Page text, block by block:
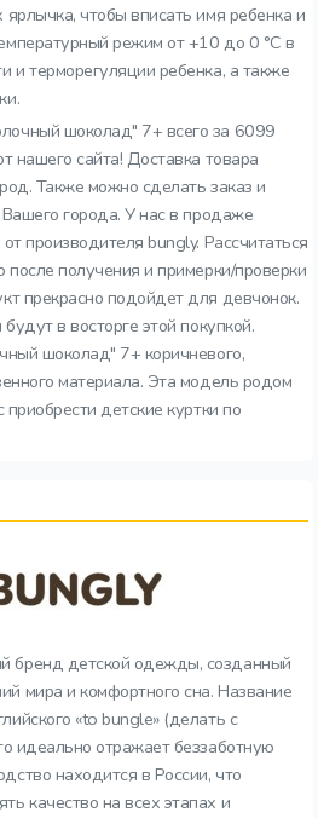
чтобы вписать имя ребенка и
режим от +10 до 0 °C в
и терморегуляции ребенка, а также
шоколад" 7+ всего за 6099
нашего сайта! Доставка товара
Также можно сделать заказ и
города. У нас в продаже
производителя bungly. Рассчитаться
после получения и примерки/проверки
прекрасно подойдет для девчонок.
в восторге этой покупкой.
шоколад" 7+ коричневого,
материала. Эта модель родом
детские куртки по
бренд детской одежды, созданный
мира и комфортного сна. Название
«to bungle» (делать с
идеально отражает беззаботную
находится в России, что
качество на всех этапах и